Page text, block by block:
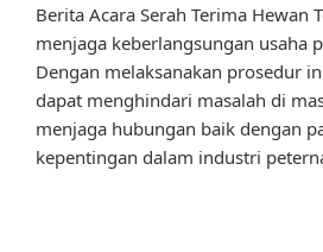
Berita Acara Serah Terima Hewan
menjaga keberlangsungan usaha
Dengan melaksanakan prosedur
dapat menghindari masalah di
menjaga hubungan baik dengan
kepentingan dalam industri